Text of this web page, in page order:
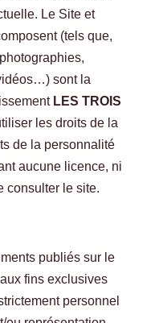
Le Site et
(tels que,
sont la
LES TROIS
les droits de la
de la personnalité
aucune licence, ni
consulter le site.
publiés sur le
fins exclusives
personnel